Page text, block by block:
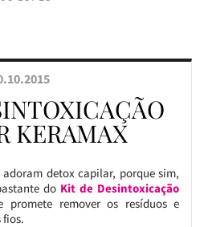
KERAMAX
detox capilar, porque sim,
do Kit de Desintoxicação
promete remover os resíduos e
fios.